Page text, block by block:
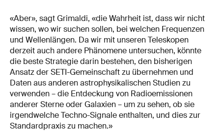
«Aber», sagt Grimaldi, «die Wahrheit ist, dass wir nicht
wissen, wo wir suchen sollen, bei welchen Frequenzen
und Wellenlängen. Da wir mit unseren Teleskopen
derzeit auch andere Phänomene untersuchen, könnte
die beste Strategie darin bestehen, den bisherigen
Ansatz der SETI-Gemeinschaft zu übernehmen und
Daten aus anderen astrophysikalischen Studien zu
verwenden – die Entdeckung von Radioemissionen
anderer Sterne oder Galaxien – um zu sehen, ob sie
irgendwelche Techno-Signale enthalten, und dies zur
Standardpraxis zu machen.»